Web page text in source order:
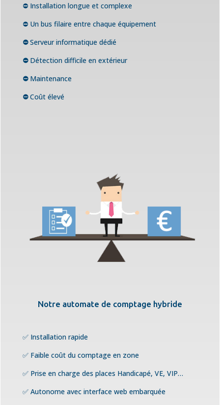
⛔ Installation longue et complexe
⛔️ Un bus filaire entre chaque équipement
⛔️Serveur informatique dédié
⛔️Détection difficile en extérieur
⛔️Maintenance
⛔️Coût élevé
Notre automate de comptage hybride
✅ Installation rapide
✅ Faible coût du comptage en zone
✅ Prise en charge des places Handicapé, VE, VIP…
✅ Autonome avec interface web embarquée